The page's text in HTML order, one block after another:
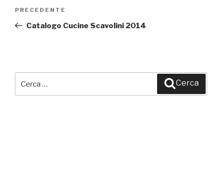
Articolo
precedente:
PRECEDENTE
Catalogo Cucine Scavolini 2014
Cerca